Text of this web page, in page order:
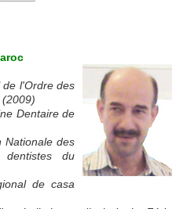
de l'Ordre des
Dentaire de
Nationale des
dentistes du
de casa